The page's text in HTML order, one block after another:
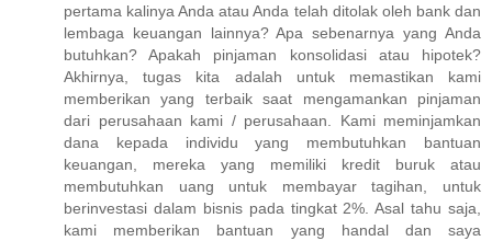
pertama kalinya Anda atau Anda telah ditolak oleh bank dan
lembaga keuangan lainnya? Apa sebenarnya yang Anda
butuhkan? Apakah pinjaman konsolidasi atau hipotek?
Akhirnya, tugas kita adalah untuk memastikan kami
memberikan yang terbaik saat mengamankan pinjaman
dari perusahaan kami / perusahaan. Kami meminjamkan
dana kepada individu yang membutuhkan bantuan
keuangan, mereka yang memiliki kredit buruk atau
membutuhkan uang untuk membayar tagihan, untuk
berinvestasi dalam bisnis pada tingkat 2%. Asal tahu saja,
kami memberikan bantuan yang handal dan saya